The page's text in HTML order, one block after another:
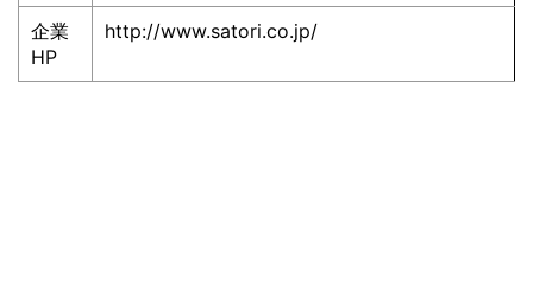
企業
HP
http://www.satori.co.jp/